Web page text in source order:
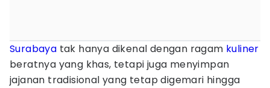
Surabaya tak hanya dikenal dengan ragam kuliner
beratnya yang khas, tetapi juga menyimpan
jajanan tradisional yang tetap digemari hingga